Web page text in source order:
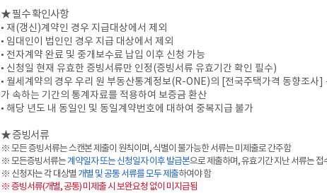
★ 필수 확인사항
• 재(갱신)계약인 경우 지급대상에서 제외
• 임대인이 법인인 경우 지급 대상에서 제외
• 전자계약 완료 및 중개보수료 납입 이후 신청 가능
• 신청일 현재 유효한 증빙서류만 인정(증빙서류 유효기간 확인 필수)
• 월세계약의 경우 우리 원 부동산통계정보(R-ONE)의 [전국주택가격 동향조
가 속하는 기간의 통계자료를 적용하여 보증금 환산
• 해당 년도 내 동일인 및 동일계약번호에 대하여 중복지급 불가
★ 증빙서류
※ 모든 증빙서류는 스캔본 제출이 원칙이며, 식별이 불가능한 서류는 미제출로 간주함
※ 모든증빙서류는계약일자 또는 신청일자 이후 발급본으로 제출하며, 유효기간 지난 서류는 접
※ 신청자는 각 대상별 개별 및 공통 서류를 모두 제출하여야 함
※ 증빙서류(개별, 공통) 미제출 시 보완요청 없이 미지급됨